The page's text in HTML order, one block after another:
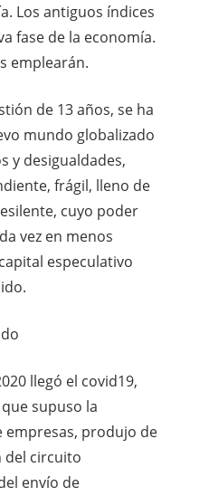
Los antiguos índices
fase de la economía.
emplearán.
de 13 años, se ha
mundo globalizado
y desigualdades,
frágil, lleno de
cuyo poder
vez en menos
especulativo
llegó el covid19,
supuso la
empresas, produjo de
del circuito
envío de